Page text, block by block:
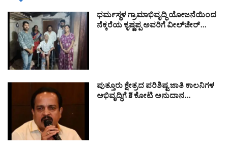
ಧರ್ಮಸ್ಥಳ ಗ್ರಾಮಾಭಿವೃದ್ಧಿ ಯೋಜನೆಯಿಂದ
ನೆಕ್ಕರೆಯ ಕೃಷ್ಣಪ್ಪ ಅವರಿಗೆ ವೀಲ್‌ಚೇರ್…
ಪುತ್ತೂರು ಕ್ಷೇತ್ರದ ಪರಿಶಿಷ್ಟ ಜಾತಿ ಕಾಲನಿಗಳ
ಅಭಿವೃದ್ಧಿಗೆ ₹3 ಕೋಟಿ ಅನುದಾನ…